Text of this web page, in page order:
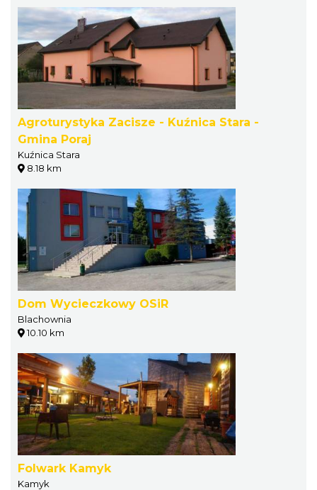
Agroturystyka Zacisze - Kuźnica Stara -
Gmina Poraj
Kuźnica Stara
8.18 km
Dom Wycieczkowy OSiR
Blachownia
10.10 km
Folwark Kamyk
Kamyk